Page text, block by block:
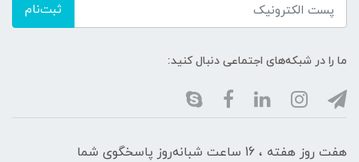
ثبت‌نام
ما را در شبکه‌های اجتماعی دنبال کنید:
هفت روز هفته ، 16 ساعت شبانه‌روز پاسخگوی شما